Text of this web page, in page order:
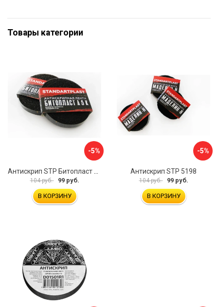
Товары категории
-5%
104 руб. 99 руб.
В КОРЗИНУ
-5%
Антискрип STP 5198
104 руб. 99 руб.
В КОРЗИНУ